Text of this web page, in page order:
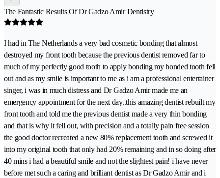
The Fantastic Results Of Dr Gadzo Amir Dentistry
I had in The Netherlands a very bad cosmetic bonding that almost
destroyed my front tooth because the previous dentist removed far to
much of my perfectly good tooth to apply bonding my bonded tooth fell
out and as my smile is important to me as i am a professional entertainer
singer, i was in much distress and Dr Gadzo Amir made me an
emergency appointment for the next day..this amazing dentist rebuilt my
front tooth and told me the previous dentist made a very thin bonding
and that is why it fell out, with precision and a totally pain free session
the good doctor recreated a new 80% replacement tooth and screwed it
into my original tooth that only had 20% remaining and in so doing after
40 mins i had a beautiful smile and not the slightest pain! i have never
before met such a caring and brilliant dentist as Dr Gadzo Amir and i